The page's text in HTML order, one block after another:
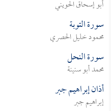
أبو إسحاق الحويني
سورة التوبة
محمود خليل الحصري
سورة النحل
محمد أبو سنينة
أذان إبراهيم جبر
إبراهيم جبر